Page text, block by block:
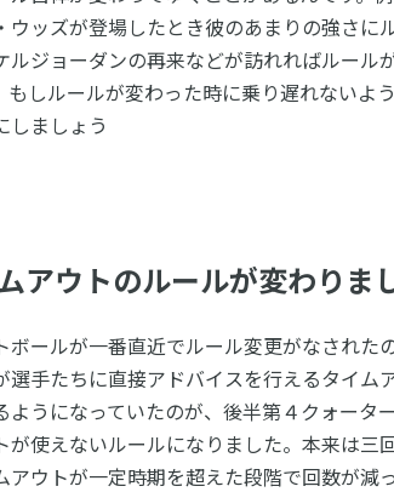
ウッズが登場したとき彼のあまりの強さに
ルジョーダンの再来などが訪れればルール
もしルールが変わった時に乗り遅れないよ
しましょう
アウトのルールが変わりま
ボールが一番直近でルール変更がなされた
選手たちに直接アドバイスを行えるタイム
ようになっていたのが、後半第４クォータ
が使えないルールになりました。本来は三
アウトが一定時期を超えた段階で回数が減